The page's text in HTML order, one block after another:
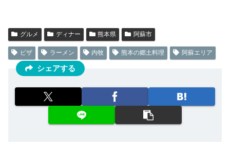
グルメ ディナー 熊本県 阿蘇市
ピザ ラーメン 内牧 熊本の郷土料理 阿蘇エリア
シェアする